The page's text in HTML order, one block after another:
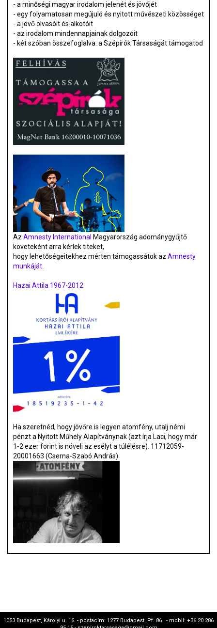
- a minőségi magyar irodalom jelenét és jövőjét
- egy folyamatosan megújuló és nyitott művészeti közösséget
- a jövő olvasóit és alkotóit
- az irodalom mindennapjainak dolgozóit
- két szóban összefoglalva: a Szépírók Társaságát támogatod
Az Amnesty International Magyarország adománygyűjtő
követeként arra kérlek titeket,
hogy lehetőségeitekhez mérten támogassátok az Amnesty
munkáját.
Hazai Attila 1967-2012
Ha szeretnéd, hogy jövőre is legyen atomfény, utalj némi
pénzt a Nyitott Műhely Alapítványnak (azt írja Laci, hogy már
1-2 ezer forint is növeli az esélyt a túlélésre). 11712059-
20001663 (Cserna-Szabó András)
1053 Budapest, Károlyi u. 16. - postacím: 1277 Budapest, Pf. 86. - mobil: +36 20 286